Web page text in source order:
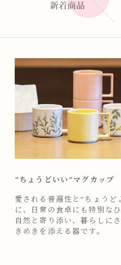
"ちょうどいい"マグカップ
愛される普遍性と“ちょうど
に、日常の食卓にも特別な
自然と寄り添い、暮らしに
きめきを添える器です。